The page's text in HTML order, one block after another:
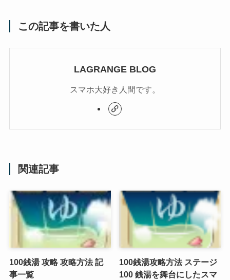
この記事を書いた人
LAGRANGE BLOG
スマホ大好き人間です。
関連記事
100銭湯 攻略 攻略方法 記
事一覧
100銭湯攻略方法 ステージ
100 銭湯を舞台にしたスマ